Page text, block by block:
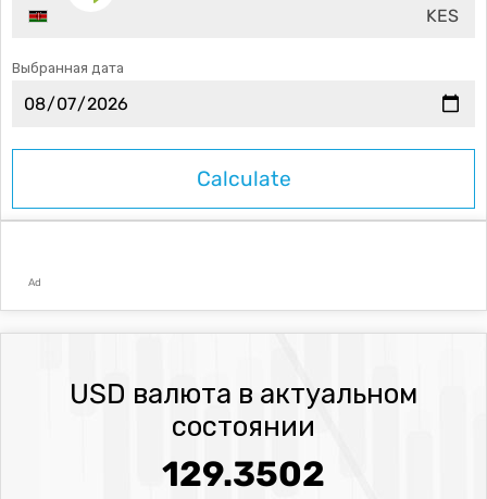
KES
Выбранная дата
Ad
USD валюта в актуальном
состоянии
129.3502